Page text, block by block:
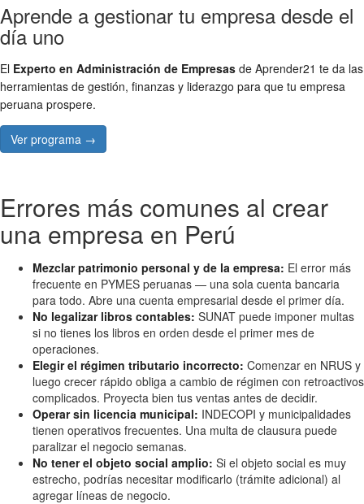
Aprende a gestionar tu empresa desde el
día uno
El Experto en Administración de Empresas de Aprender21 te da las
herramientas de gestión, finanzas y liderazgo para que tu empresa
peruana prospere.
Ver programa →
Errores más comunes al crear
una empresa en Perú
Mezclar patrimonio personal y de la empresa: El error más
frecuente en PYMES peruanas — una sola cuenta bancaria
para todo. Abre una cuenta empresarial desde el primer día.
No legalizar libros contables: SUNAT puede imponer multas
si no tienes los libros en orden desde el primer mes de
operaciones.
Elegir el régimen tributario incorrecto: Comenzar en NRUS y
luego crecer rápido obliga a cambio de régimen con retroactivos
complicados. Proyecta bien tus ventas antes de decidir.
Operar sin licencia municipal: INDECOPI y municipalidades
tienen operativos frecuentes. Una multa de clausura puede
paralizar el negocio semanas.
No tener el objeto social amplio: Si el objeto social es muy
estrecho, podrías necesitar modificarlo (trámite adicional) al
agregar líneas de negocio.